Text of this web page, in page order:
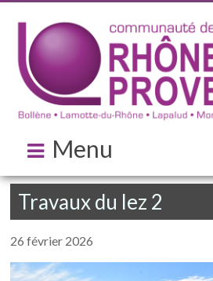
Menu
Travaux du lez 2
26 février 2026